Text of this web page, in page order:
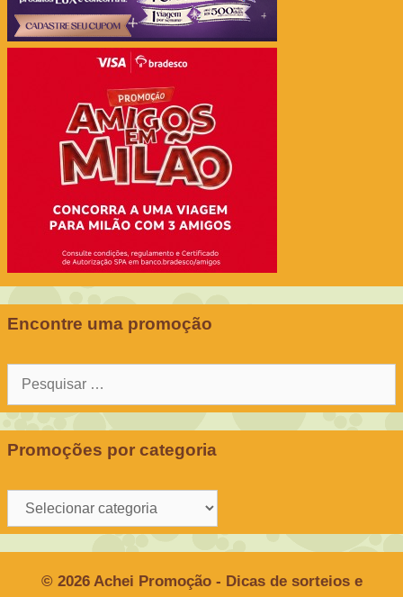
Encontre uma promoção
Pesquisar
Promoções por categoria
Promoções
por
© 2026 Achei Promoção - Dicas de sorteios e